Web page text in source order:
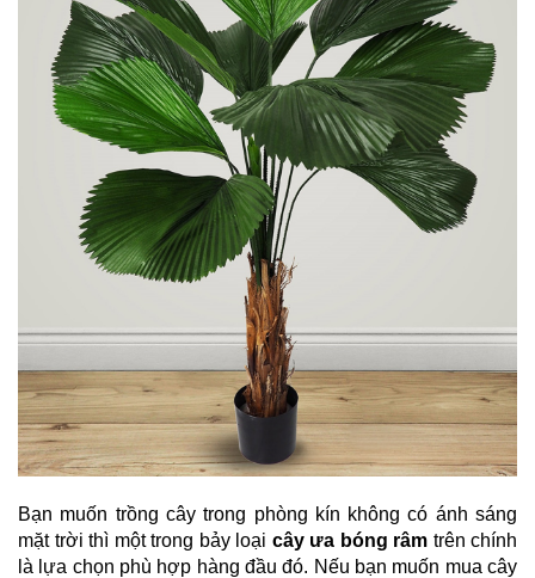
Bạn muốn trồng cây trong phòng kín không có ánh sáng
mặt trời thì một trong bảy loại cây ưa bóng râm trên chính
là lựa chọn phù hợp hàng đầu đó. Nếu bạn muốn mua cây